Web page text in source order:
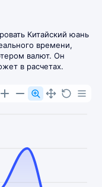
Китайский юань
времени,
валют. Он
в расчетах.